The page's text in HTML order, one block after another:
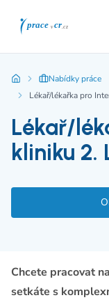
Nabídky práce
Lékař/lékařka pro
Lékař/
kliniku 2.
Chcete pracovat
setkáte s